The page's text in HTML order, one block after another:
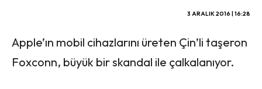
3 ARALIK 2016 | 16:28
Apple’ın mobil cihazlarını üreten Çin’li taşeron
Foxconn, büyük bir skandal ile çalkalanıyor.